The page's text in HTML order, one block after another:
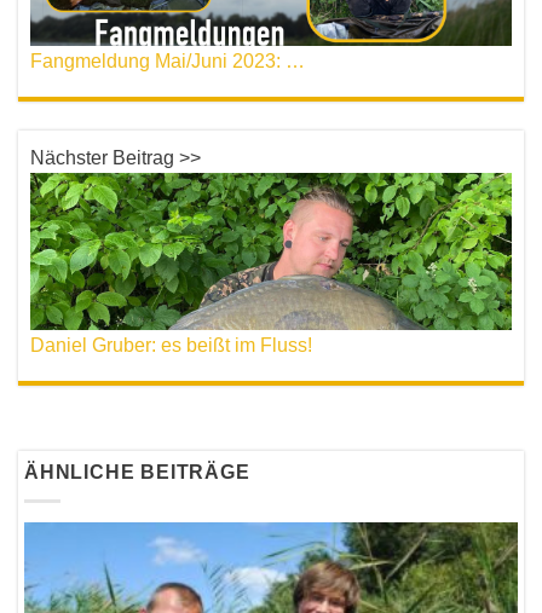
Fangmeldung Mai/Juni 2023: Es ist bissig!
Nächster Beitrag >>
Daniel Gruber: es beißt im Fluss!
ÄHNLICHE BEITRÄGE